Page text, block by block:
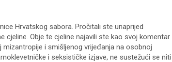
Hrvatskog sabora. Pročitali ste unaprijed
cjeline. Obje te cjeline najavili ste kao svoj komentar
mizantropije i smišljenog vrijeđanja na osobnoj
i seksističke izjave, ne sustežući se niti